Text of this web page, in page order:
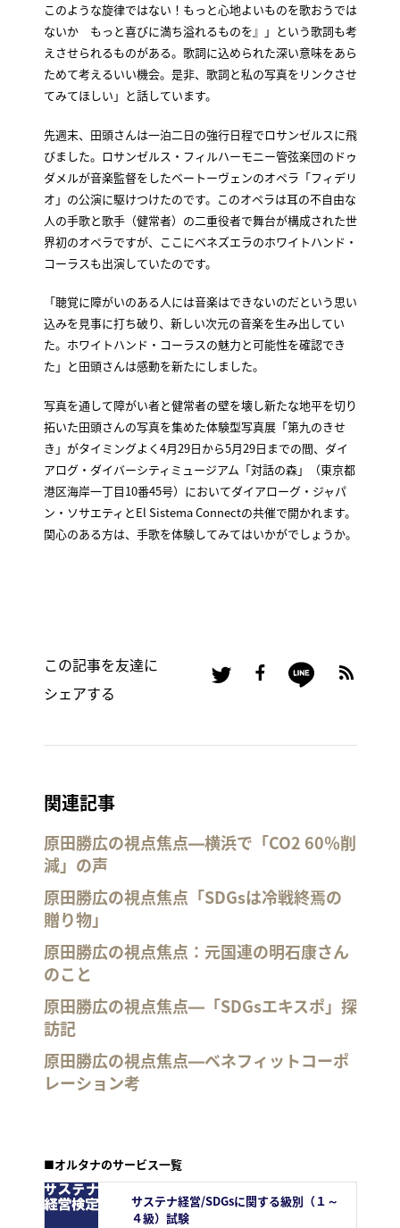
このような旋律ではない！もっと心地よいものを歌おうでは
ないか もっと喜びに満ち溢れるものを』」という歌詞も考
えさせられるものがある。歌詞に込められた深い意味をあら
ためて考えるいい機会。是非、歌詞と私の写真をリンクさせ
てみてほしい」と話しています。
先週末、田頭さんは一泊二日の強行日程でロサンゼルスに飛
びました。ロサンゼルス・フィルハーモニー管弦楽団のドゥ
ダメルが音楽監督をしたベートーヴェンのオペラ「フィデリ
オ」の公演に駆けつけたのです。このオペラは耳の不自由な
人の手歌と歌手（健常者）の二重役者で舞台が構成された世
界初のオペラですが、ここにベネズエラのホワイトハンド・
コーラスも出演していたのです。
「聴覚に障がいのある人には音楽はできないのだという思い
込みを見事に打ち破り、新しい次元の音楽を生み出してい
た。ホワイトハンド・コーラスの魅力と可能性を確認でき
た」と田頭さんは感動を新たにしました。
写真を通して障がい者と健常者の壁を壊し新たな地平を切り
拓いた田頭さんの写真を集めた体験型写真展「第九のきせ
き」がタイミングよく4月29日から5月29日までの間、ダイ
アログ・ダイバーシティミュージアム「対話の森」（東京都
港区海岸一丁目10番45号）においてダイアローグ・ジャパ
ン・ソサエティとEl Sistema Connectの共催で開かれます。
関心のある方は、手歌を体験してみてはいかがでしょうか。
この記事を友達に
シェアする
関連記事
原田勝広の視点焦点―横浜で「CO2 60％削
減」の声
原田勝広の視点焦点「SDGsは冷戦終焉の
贈り物」
原田勝広の視点焦点：元国連の明石康さん
のこと
原田勝広の視点焦点―「SDGsエキスポ」探
訪記
原田勝広の視点焦点―ベネフィットコーポ
レーション考
■オルタナのサービス一覧
サステナ経営/SDGsに関する級別（１～
４級）試験